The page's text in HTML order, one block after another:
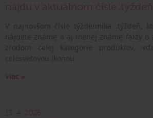
nájdu v aktuálnom čísle .týždeň
viac »
13. 4. 2026